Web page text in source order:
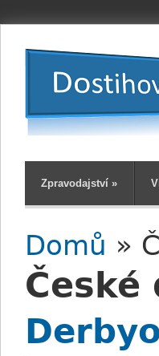
Zpravodajství »
Jste zde
Domů »
České